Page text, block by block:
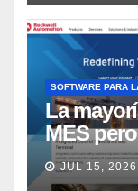
SOFTWARE PARA
La
MES
JUL 15, 2026